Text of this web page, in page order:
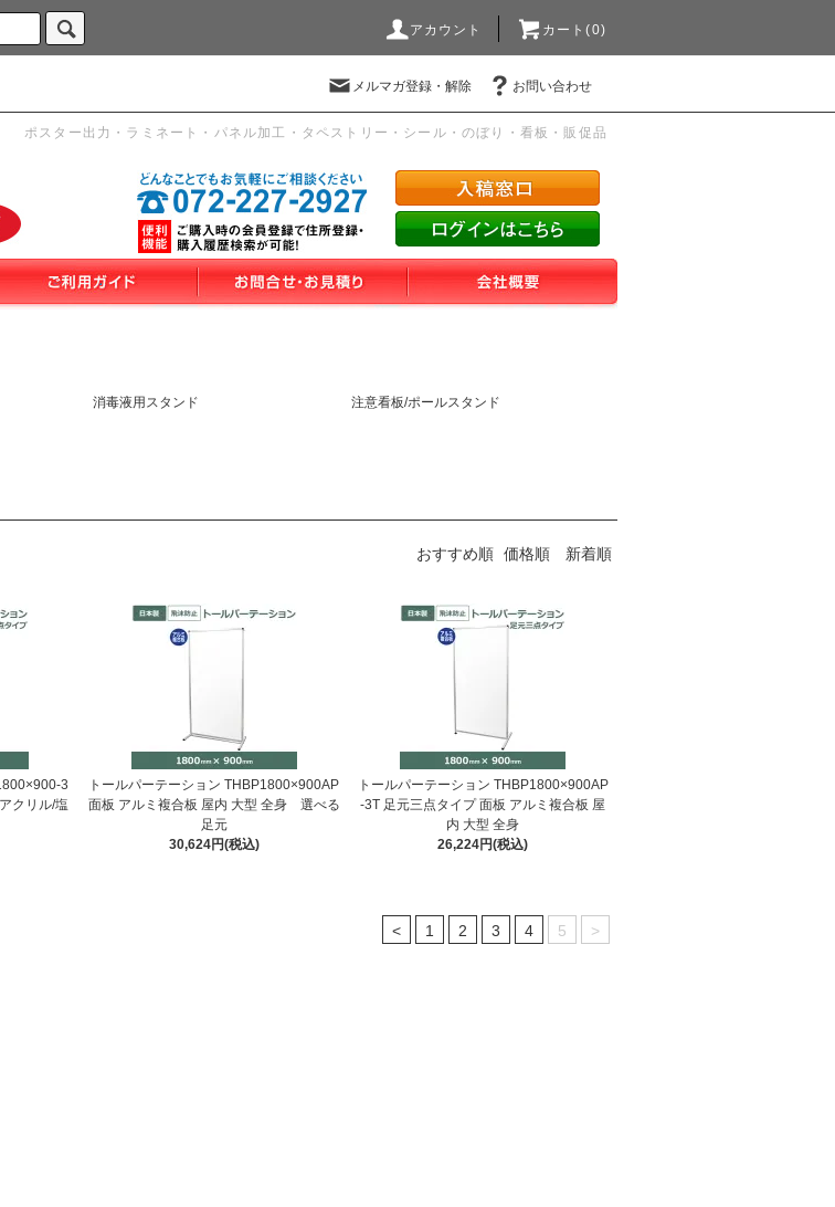
アカウント カート(0)
メルマガ登録・解除 お問い合わせ
ポスター出力・ラミネート・パネル加工・タペストリー・シール・のぼり・看板・販促品
消毒液用スタンド 注意看板/ポールスタンド
おすすめ順 価格順 新着順
3
クリル/塩
トールパーテーション THBP1800×900AP
面板 アルミ複合板 屋内 大型 全身 選べる
足元
30,624円(税込)
トールパーテーション THBP1800×900AP
-3T 足元三点タイプ 面板 アルミ複合板 屋
内 大型 全身
26,224円(税込)
< 1 2 3 4 5 >